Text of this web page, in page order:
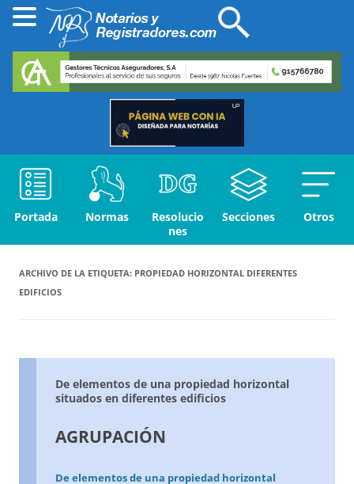
Portada Normas
Resolucio
nes
Secciones Otros
ARCHIVO DE LA ETIQUETA: PROPIEDAD HORIZONTAL DIFERENTES
EDIFICIOS
De elementos de una propiedad horizontal
situados en diferentes edificios
AGRUPACIÓN
De elementos de una propiedad horizontal